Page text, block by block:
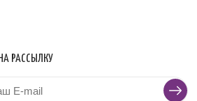
РАССЫЛКУ